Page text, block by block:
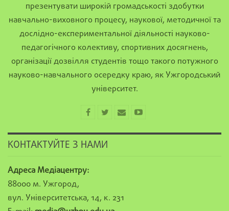
презентувати широкій громадськості здобутки
навчально-виховного процесу, наукової, методичної та
дослідно-експериментальної діяльності науково-
педагогічного колективу, спортивних досягнень,
організації дозвілля студентів тощо такого потужного
науково-навчального осередку краю, як Ужгородський
університет.
КОНТАКТУЙТЕ З НАМИ
Адреса Медіацентру:
88000 м. Ужгород,
вул. Університетська, 14, к. 231